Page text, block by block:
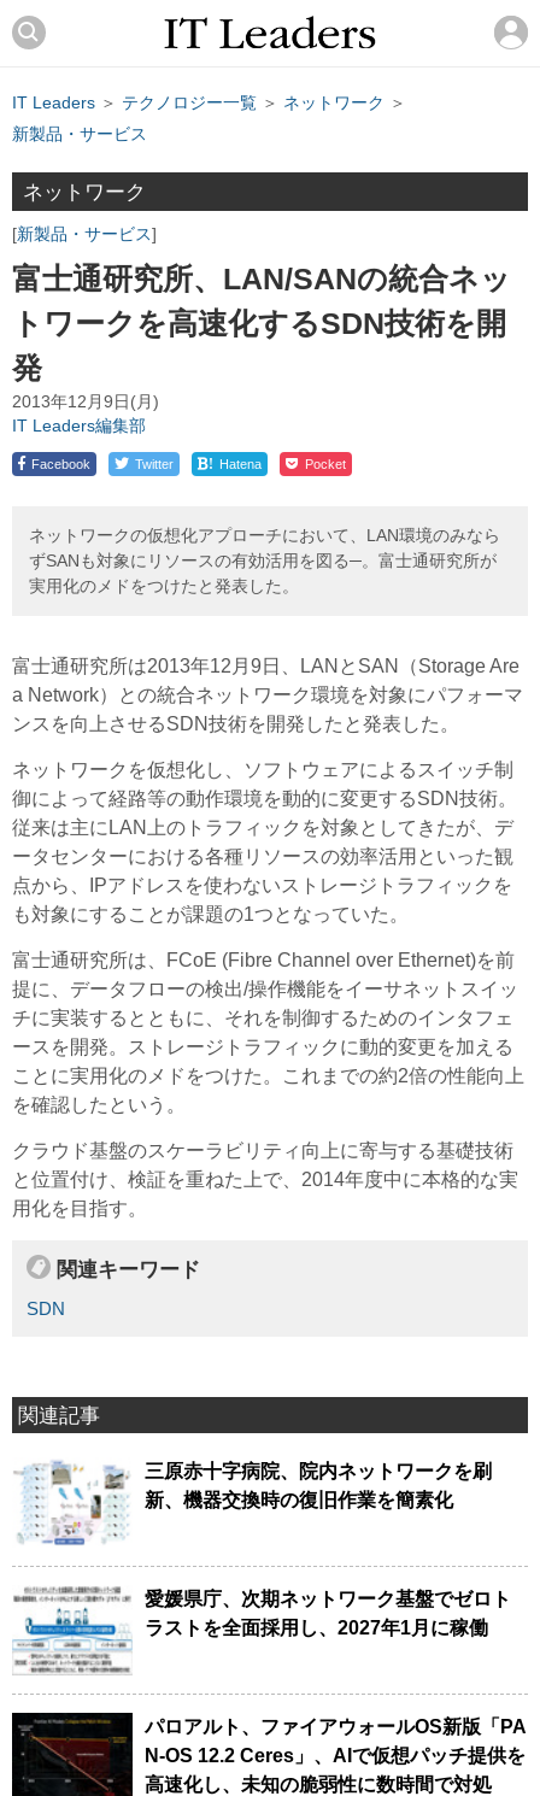
IT Leaders ＞ テクノロジー一覧 ＞ ネットワーク ＞
新製品・サービス
ネットワーク
新製品・サービス
富士通研究所、LAN/SANの統合ネッ
トワークを高速化するSDN技術を開
発
2013年12月9日(月)
IT Leaders編集部
Facebook Twitter ! Hatena Pocket
ネットワークの仮想化アプローチにおいて、LAN環境のみなら
ずSANも対象にリソースの有効活用を図る─。富士通研究所が
実用化のメドをつけたと発表した。
富士通研究所は2013年12月9日、LANとSAN（Storage Are
a Network）との統合ネットワーク環境を対象にパフォーマ
ンスを向上させるSDN技術を開発したと発表した。
ネットワークを仮想化し、ソフトウェアによるスイッチ制
御によって経路等の動作環境を動的に変更するSDN技術。
従来は主にLAN上のトラフィックを対象としてきたが、デ
ータセンターにおける各種リソースの効率活用といった観
点から、IPアドレスを使わないストレージトラフィックを
も対象にすることが課題の1つとなっていた。
富士通研究所は、FCoE (Fibre Channel over Ethernet)を前
提に、データフローの検出/操作機能をイーサネットスイッ
チに実装するとともに、それを制御するためのインタフェ
ースを開発。ストレージトラフィックに動的変更を加える
ことに実用化のメドをつけた。これまでの約2倍の性能向上
を確認したという。
クラウド基盤のスケーラビリティ向上に寄与する基礎技術
と位置付け、検証を重ねた上で、2014年度中に本格的な実
用化を目指す。
関連キーワード
SDN
関連記事
三原赤十字病院、院内ネットワークを刷
新、機器交換時の復旧作業を簡素化
愛媛県庁、次期ネットワーク基盤でゼロト
ラストを全面採用し、2027年1月に稼働
パロアルト、ファイアウォールOS新版「PA
N-OS 12.2 Ceres」、AIで仮想パッチ提供を
高速化し、未知の脆弱性に数時間で対処